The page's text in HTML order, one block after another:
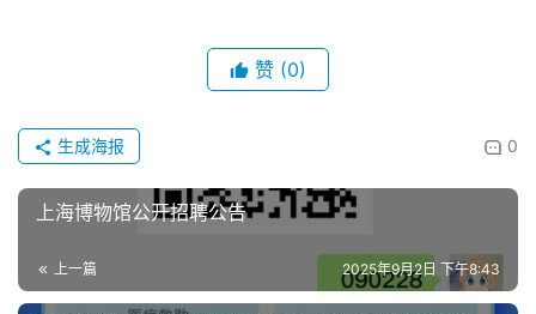
赞 (0)
0
生成海报
上海博物馆公开招聘公告
上一篇 2025年9月2日 下午8:43